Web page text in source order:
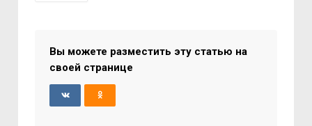
Вы можете разместить эту статью на
своей странице